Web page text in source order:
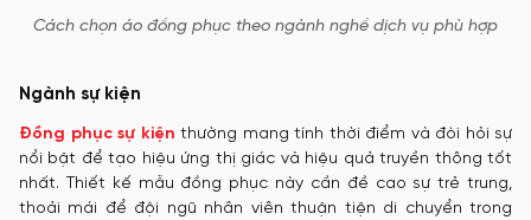
Cách chọn áo đồng phục theo ngành nghề dịch vụ phù hợp
Ngành sự kiện
Đồng phục sự kiện thường mang tính thời điểm và đòi hỏi sự
nổi bật để tạo hiệu ứng thị giác và hiệu quả truyền thông tốt
nhất. Thiết kế mẫu đồng phục này cần đề cao sự trẻ trung,
thoải mái để đội ngũ nhân viên thuận tiện di chuyển trong